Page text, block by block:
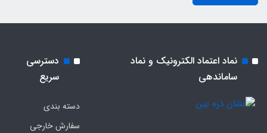
نماد اعتماد الکترونیک و نماد
ساماندهی
دسترسی
سریع
دسته بندی
سفارش خارجی